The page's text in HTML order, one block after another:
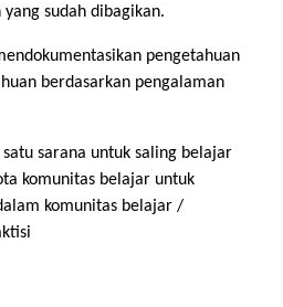
sudah dibagikan.
pengetahuan
berdasarkan pengalaman
satu sarana untuk saling belajar
komunitas belajar untuk
komunitas belajar /